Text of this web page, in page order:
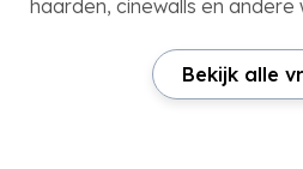
haarden, cinewalls en andere
Bekijk alle